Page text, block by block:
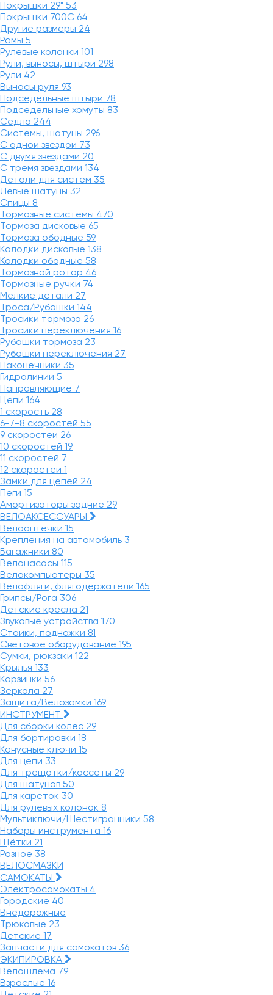
Покрышки 29" 53
Покрышки 700C 64
Другие размеры 24
Рамы 5
Рулевые колонки 101
Рули, выносы, штыри 298
Рули 42
Выносы руля 93
Подседельные штыри 78
Подседельные хомуты 83
Седла 244
Системы, шатуны 296
С одной звездой 73
С двумя звездами 20
С тремя звездами 134
Детали для систем 35
Левые шатуны 32
Спицы 8
Тормозные системы 470
Тормоза дисковые 65
Тормоза ободные 59
Колодки дисковые 138
Колодки ободные 58
Тормозной ротор 46
Тормозные ручки 74
Мелкие детали 27
Троса/Рубашки 144
Тросики тормоза 26
Тросики переключения 16
Рубашки тормоза 23
Рубашки переключения 27
Наконечники 35
Гидролинии 5
Направляющие 7
Цепи 164
1 скорость 28
6-7-8 скоростей 55
9 скоростей 26
10 скоростей 19
11 скоростей 7
12 скоростей 1
Замки для цепей 24
Пеги 15
Амортизаторы задние 29
ВЕЛОАКСЕССУАРЫ
Велоаптечки 15
Крепления на автомобиль 3
Багажники 80
Велонасосы 115
Велокомпьютеры 35
Велофляги, флягодержатели 165
Грипсы/Рога 306
Детские кресла 21
Звуковые устройства 170
Стойки, подножки 81
Световое оборудование 195
Сумки, рюкзаки 122
Крылья 133
Корзинки 56
Зеркала 27
Защита/Велозамки 169
ИНСТРУМЕНТ
Для сборки колес 29
Для бортировки 18
Конусные ключи 15
Для цепи 33
Для трещотки/кассеты 29
Для шатунов 50
Для кареток 30
Для рулевых колонок 8
Мультиключи/Шестигранники 58
Наборы инструмента 16
Щётки 21
Разное 38
ВЕЛОСМАЗКИ
САМОКАТЫ
Электросамокаты 4
Городские 40
Внедорожные
Трюковые 23
Детские 17
Запчасти для самокатов 36
ЭКИПИРОВКА
Велошлема 79
Взрослые 16